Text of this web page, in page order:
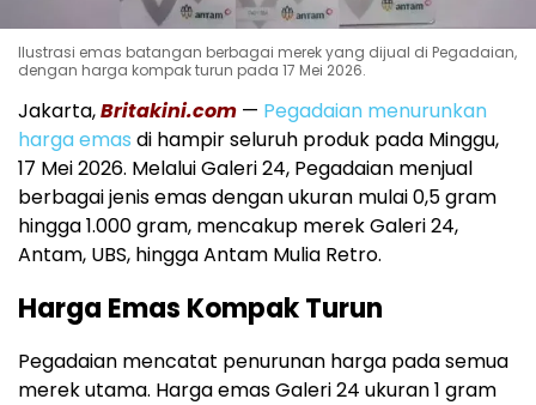
Ilustrasi emas batangan berbagai merek yang dijual di Pegadaian,
dengan harga kompak turun pada 17 Mei 2026.
Jakarta,Britakini.com — Pegadaian menurunkan
harga emas di hampir seluruh produk pada Minggu,
17 Mei 2026. Melalui Galeri 24, Pegadaian menjual
berbagai jenis emas dengan ukuran mulai 0,5 gram
hingga 1.000 gram, mencakup merek Galeri 24,
Antam, UBS, hingga Antam Mulia Retro.
Harga Emas Kompak Turun
Pegadaian mencatat penurunan harga pada semua
merek utama. Harga emas Galeri 24 ukuran 1 gram